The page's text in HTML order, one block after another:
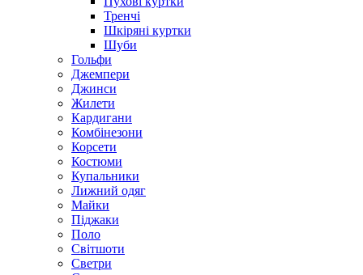
Тренчі
Шкіряні куртки
Шуби
Гольфи
Джемпери
Джинси
Жилети
Кардигани
Комбінезони
Корсети
Костюми
Купальники
Лижний одяг
Майки
Піджаки
Поло
Світшоти
Светри